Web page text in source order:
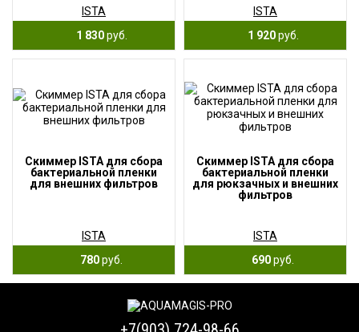
ISTA
1 830руб.
ISTA
1 920руб.
Скиммер ISTA для сбора
бактериальной пленки
для внешних фильтров
ISTA
780руб.
Скиммер ISTA для сбора
бактериальной пленки
для рюкзачных и внешних
фильтров
ISTA
690руб.